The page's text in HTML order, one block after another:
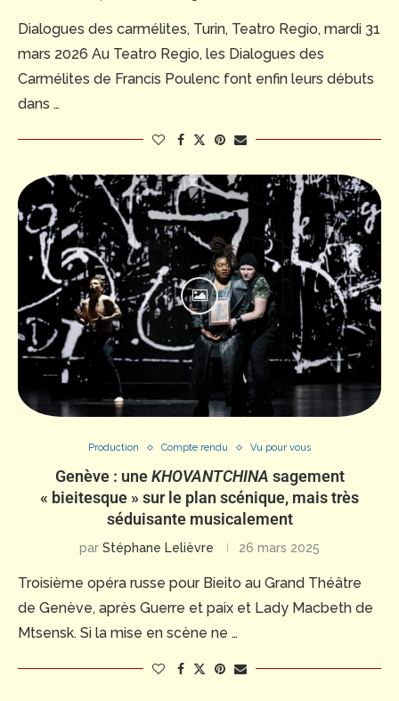
Dialogues des carmélites, Turin, Teatro Regio, mardi 31
mars 2026 Au Teatro Regio, les Dialogues des
Carmélites de Francis Poulenc font enfin leurs débuts
dans …
Production Compte rendu Vu pour vous
Genève : uneKHOVANTCHINA sagement
« bieitesque » sur le plan scénique, mais très
séduisante musicalement
par Stéphane Lelièvre 26 mars 2025
Troisième opéra russe pour Bieito au Grand Théâtre
de Genève, après Guerre et paix et Lady Macbeth de
Mtsensk. Si la mise en scène ne …